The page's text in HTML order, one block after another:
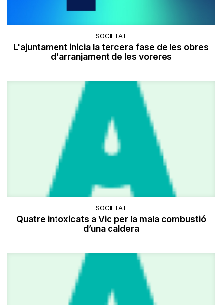
SOCIETAT
L'ajuntament inicia la tercera fase de les obres
d'arranjament de les voreres
SOCIETAT
Quatre intoxicats a Vic per la mala combustió
d’una caldera